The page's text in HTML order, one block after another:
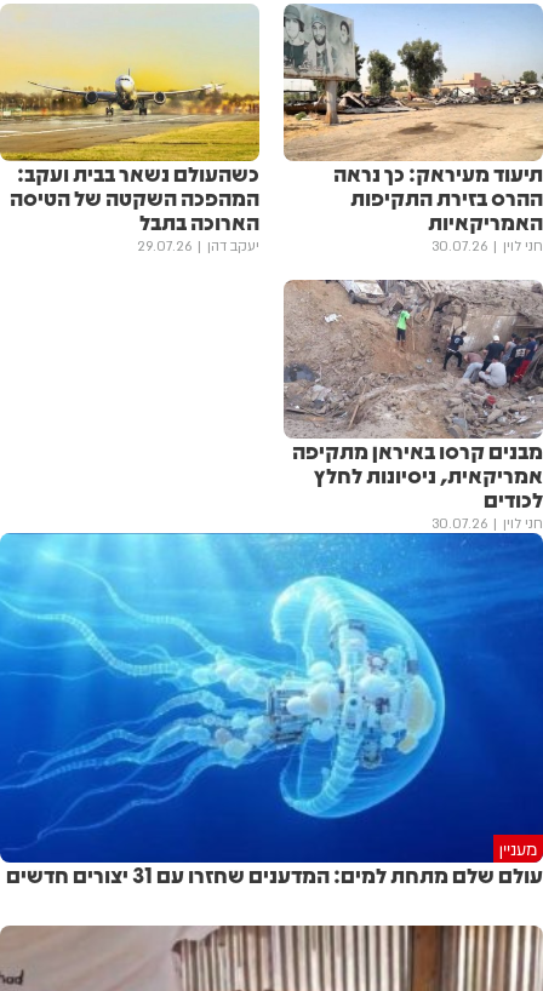
תיעוד מעיראק: כך נראה
ההרס בזירת התקיפות
האמריקאיות
חני לוין 30.07.26
כשהעולם נשאר בבית ועקב:
המהפכה השקטה של הטיסה
הארוכה בתבל
יעקב דהן 29.07.26
מבנים קרסו באיראן מתקיפה
אמריקאית, ניסיונות לחלץ
לכודים
חני לוין 30.07.26
מעניין
עולם שלם מתחת למים: המדענים שחזרו עם 31 יצורים חדשים